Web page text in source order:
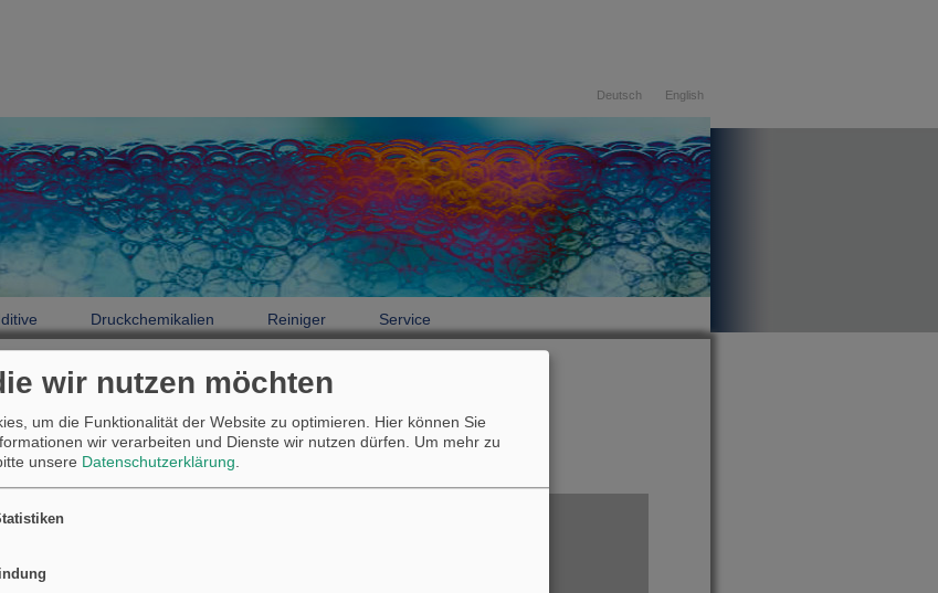
Deutsch English
Druckchemikalien Reiniger Service
Produktfinder
wir nutzen möchten
um die Funktionalität der Website zu optimieren. Hier können Sie
wir verarbeiten und Dienste wir nutzen dürfen.
Um mehr zu
unsere Datenschutzerklärung